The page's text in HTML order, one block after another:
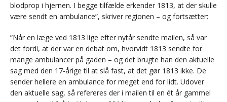
blodprop i hjernen. I begge tilfælde erkender 1813, at der skulle
være sendt en ambulance”, skriver regionen – og fortsætter:
”Når en læge ved 1813 lige efter nytår sendte mailen, så var
det fordi, at der var en debat om, hvorvidt 1813 sendte for
mange ambulancer på gaden – og det brugte han den aktuelle
sag med den 17-årige til at slå fast, at det gør 1813 ikke. De
sender hellere en ambulance for meget end for lidt. Udover
den aktuelle sag, så refereres der i mailen til en ét år gammel